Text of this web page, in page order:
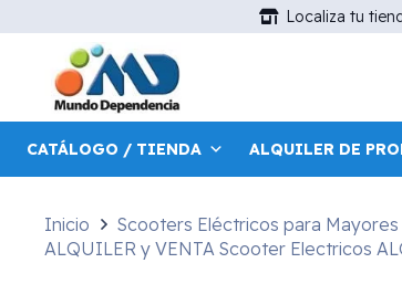
Localiza tu
CATÁLOGO / TIENDA ALQUILER DE
Inicio
Scooters Eléctricos para
ALQUILER y VENTA Scooter Electricos